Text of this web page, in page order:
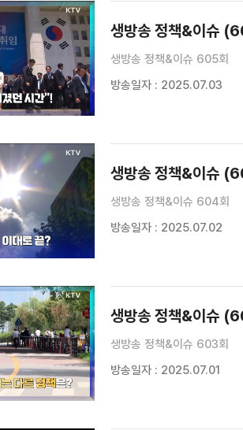
생방송 정책&이슈
생방송 정책&이슈 605회
방송일자 : 2025.07.03
생방송 정책&이슈
생방송 정책&이슈 604회
방송일자 : 2025.07.02
생방송 정책&이슈
생방송 정책&이슈 603회
방송일자 : 2025.07.01